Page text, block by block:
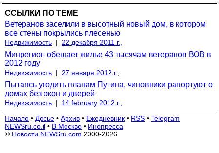
ССЫЛКИ ПО ТЕМЕ
Ветеранов заселили в высотный новый дом, в котором
все стены покрылись плесенью
Недвижимость | 22 декабря 2011 г.,
Минрегион обещает жилье 43 тысячам ветеранов ВОВ в
2012 году
Недвижимость | 27 января 2012 г.,
Пытаясь угодить планам Путина, чиновники рапортуют о
домах без окон и дверей
Недвижимость |
14 february 2012 г.,
Начало • Досье • Архив • Ежедневник • RSS • Telegram
NEWSru.co.il • В Москве • Инопресса
© Новости NEWSru.com 2000-2026